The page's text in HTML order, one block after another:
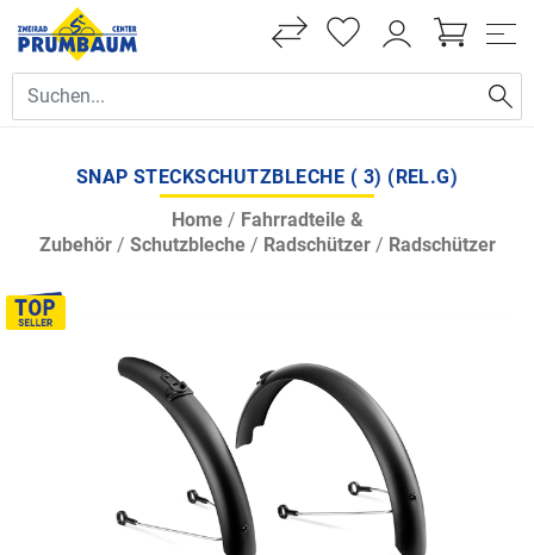
SNAP STECKSCHUTZBLECHE ( 3) (REL.G)
Home/ Fahrradteile &
Zubehör/ Schutzbleche/ Radschützer/ Radschützer